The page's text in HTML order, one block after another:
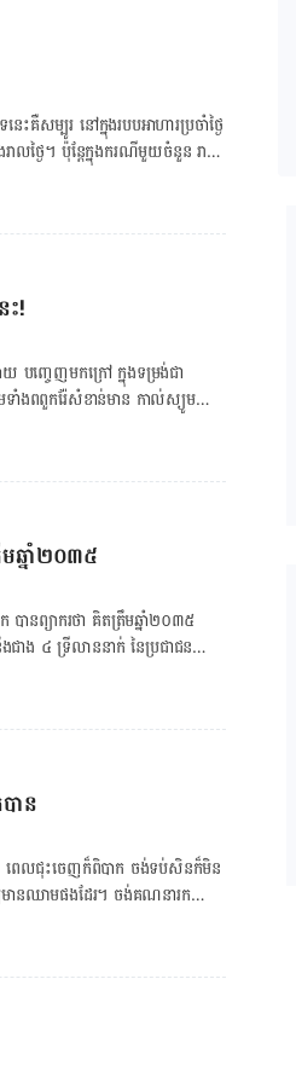
ឡាជែន និង ប្រឆាំអុកស៊ីតកម្ម
ើដែលសម្បូរវីតាមីន C មានដូចជា
ញ់គ្នាប៉ុន្មានដែរ ព្រោះសារជាតិ
ឈមនឹងកម្ដៅថ្ងៃ។ ផ្លែឈើដែល
ែឈើសម្បូរជាតិ beta-carotene
ជួយឲ្យស្បែកមានសំណើម សុខភាព
េះគឺសម្បូរ នៅក្នុងរបបអាហារប្រចាំថ្ងៃ
លថ្ងៃ។ ប៉ុន្ដែក្នុងករណីមួយចំនួន រាង
ន់ អ្នកមានជំងឺផ្នែកប្រព័ន្ធរលាយ
ះវីតាមីន B12 ជាងគេ។ ចង់
!
បញ្ចេញមកក្រៅ ក្នុងទម្រង់ជា
ាំងពពួករ៉ែសំខាន់មាន កាល់ស្យូម
ចូលសួត កើនឡើងជាតិប៉ូតាស្យូម
ារសម្រាប់អ្នកខ្សោយតម្រងនោម
សោយតម្រងនោម៖ ១.ស្ពៃក្តោប ស្ពៃ
កជាមួយសារធាតុ
រហម ម្ទេសប្លោកក្រហម មាន
ណោះរសជាតិវាវិញក៏ឆ្ងាញ់ យើងអាច
កាខាត់ណាខៀវ ផ្កា
ានអត្ថប្រយោជន៍ជួយរាងកាយយើង
សេងៗ ក៏ដូចជារសជាតិវាក៏ឆ្ងាញ់
តខ្ចោះសម្រាប់អ្នកខ្សោយ
ធាតុចិញ្ចឹមច្រើន បូករួមទាំងអាស៊ីត
ឆ្នាំ២០៣៥
នព្យាករថា គិតត្រឹមឆ្នាំ២០៣៥
ាង ៤ ទ្រីលាននាក់ នៃប្រជាជន
ោះកុមារ និង វ័យជំទង់
ពី ១០ ទៅ ២០% ចំណែក ក្មេងស្រី
ខ្លាំងចំពោះបញ្ហាប្រឈម និងជំរុញឲ្យ
ងន់លើ
នកធាត់កើនឡើងលឿនបំផុតក្នុង
គមជាតិ សេដ្ឋកិច្ច និង ក្មេងជំនាន់
លើសពី ២៥ នោះគេកំណត់​
ាន
ពេលជុះចេញក៏ពិបាក ចង់ទប់សិនក៏មិន
ដែរ​។ ចង់គណនារក
ការទល់លាមកមានពីរប្រភេទ
បន្ទោបង់តិចជាង៣ដងក្នុងមួយ
សប្ដាហ៍ ដោយបន្ទោបង់អាចតិច
ត រឹង និងមិនអាចបន្ទោបង់បាន
ោះវៀន នោះក៏អាចជួយសម្រាល